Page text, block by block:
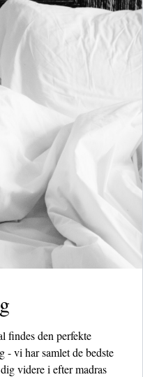
findes den perfekte
- vi har samlet de bedste
videre i efter madras